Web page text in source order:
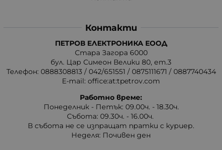
Контакти
ПЕТРОВ ЕЛЕКТРОНИКА ЕООД
Стара Загора 6000
бул. Цар Симеон Велики 80, ет.3
Телефон: 0888308813 / 042/651551 / 0875111671 / 0887740434
E-mail: office:at:tpetrov.com
Работно време:
Понеделник - Петък: 09.00ч. - 18.30ч.
Събота: 09.30ч. - 16.00ч.
В събота не се изпращат пратки с куриер.
Неделя: Почивен ден